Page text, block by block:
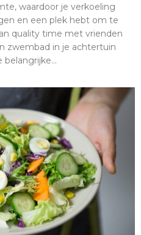
waardoor je verkoeling
en een plek hebt om te
quality time met vrienden
zwembad in je achtertuin
belangrijke...